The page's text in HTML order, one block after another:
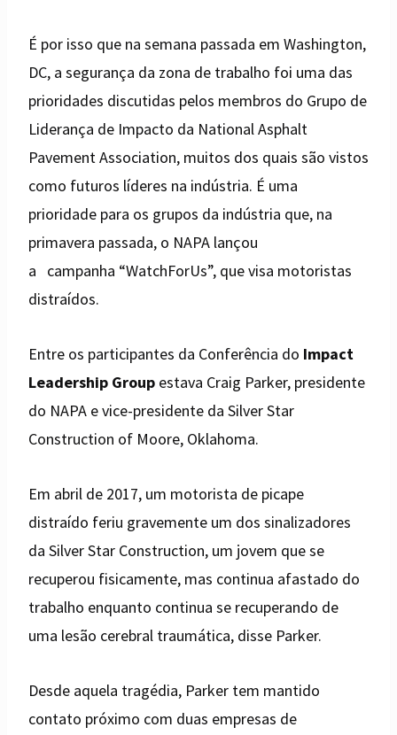
É por isso que na semana passada em Washington,
DC, a segurança da zona de trabalho foi uma das
prioridades discutidas pelos membros do Grupo de
Liderança de Impacto da National Asphalt
Pavement Association, muitos dos quais são vistos
como futuros líderes na indústria. É uma
prioridade para os grupos da indústria que, na
primavera passada, o NAPA lançou
a campanha “WatchForUs”, que visa motoristas
distraídos.
Entre os participantes da Conferência do Impact
Leadership Group estava Craig Parker, presidente
do NAPA e vice-presidente da Silver Star
Construction of Moore, Oklahoma.
Em abril de 2017, um motorista de picape
distraído feriu gravemente um dos sinalizadores
da Silver Star Construction, um jovem que se
recuperou fisicamente, mas continua afastado do
trabalho enquanto continua se recuperando de
uma lesão cerebral traumática, disse Parker.
Desde aquela tragédia, Parker tem mantido
contato próximo com duas empresas de